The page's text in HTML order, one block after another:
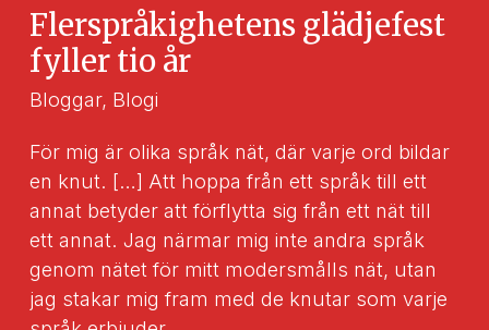
flerspråkighet
som
en
resurs
arbetsgemenskaper
Flerspråkighetens glädjefest
fyller tio år
Bloggar, Blogi
För mig är olika språk nät, där varje ord bildar
en knut. […] Att hoppa från ett språk till ett
annat betyder att förflytta sig från ett nät till
ett annat. Jag närmar mig inte andra språk
genom nätet för mitt modersmålls nät, utan
jag stakar mig fram med de knutar som varje